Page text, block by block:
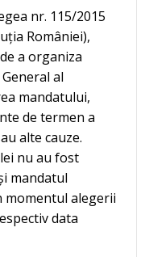
nr. 115/2015
României),
a organiza
al
mandatului,
de termen a
alte cauze.
nu au fost
mandatul
momentul alegerii
data